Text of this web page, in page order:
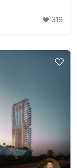
319